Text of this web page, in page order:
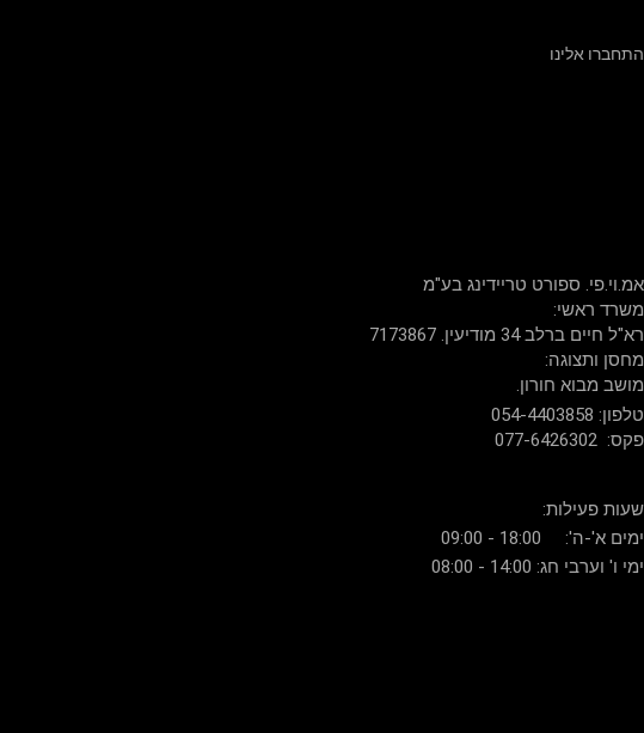
התחברו אלינו
אמ.וי.פי. ספורט טריידינג בע"מ
:משרד ראשי
רא"ל חיים ברלב 34 מודיעין. 7173867
:מחסן ותצוגה
.מושב מבוא חורון
054-4403858 :טלפון
077-6426302 :פקס
:שעות פעילות
ימים א'-ה': 18:00 - 09:00
ימי ו' וערבי חג: 14:00 - 08:00